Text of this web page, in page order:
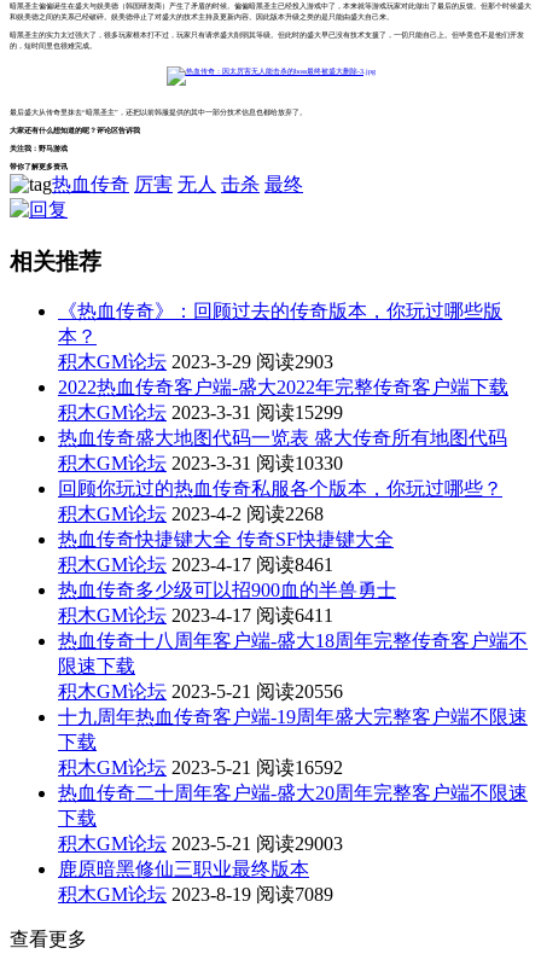
暗黑圣主偏偏诞生在盛大与娱美德（韩国研发商）产生了矛盾的时候。偏偏暗黑圣主已经投入游戏中了，本来就等游戏玩家对此做出了最后的反馈。但那个时候盛大
和娱美德之间的关系已经破碎。娱美德停止了对盛大的技术主持及更新内容。因此版本升级之类的是只能由盛大自己来。
暗黑圣主的实力太过强大了，很多玩家根本打不过，玩家只有请求盛大削弱其等级。但此时的盛大早已没有技术支援了，一切只能自己上。但毕竟也不是他们开发
的，短时间里也很难完成。
最后盛大从传奇里抹去“暗黑圣主”，还把以前韩服提供的其中一部分技术信息也都给放弃了。
大家还有什么想知道的呢？评论区告诉我
关注我：野马游戏
带你了解更多资讯
热血传奇 厉害 无人 击杀 最终
相关推荐
《热血传奇》：回顾过去的传奇版本，你玩过哪些版
本？
积木GM论坛 2023-3-29 阅读2903
2022热血传奇客户端-盛大2022年完整传奇客户端下载
积木GM论坛 2023-3-31 阅读15299
热血传奇盛大地图代码一览表 盛大传奇所有地图代码
积木GM论坛 2023-3-31 阅读10330
回顾你玩过的热血传奇私服各个版本，你玩过哪些？
积木GM论坛 2023-4-2 阅读2268
热血传奇快捷键大全 传奇SF快捷键大全
积木GM论坛 2023-4-17 阅读8461
热血传奇多少级可以招900血的半兽勇士
积木GM论坛 2023-4-17 阅读6411
热血传奇十八周年客户端-盛大18周年完整传奇客户端不
限速下载
积木GM论坛 2023-5-21 阅读20556
十九周年热血传奇客户端-19周年盛大完整客户端不限速
下载
积木GM论坛 2023-5-21 阅读16592
热血传奇二十周年客户端-盛大20周年完整客户端不限速
下载
积木GM论坛 2023-5-21 阅读29003
鹿原暗黑修仙三职业最终版本
积木GM论坛 2023-8-19 阅读7089
查看更多